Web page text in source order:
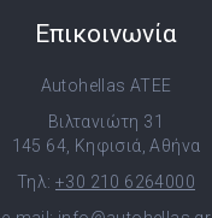
Επικοινωνία
Autohellas ATEE
Βιλτανιώτη 31
145 64, Κηφισιά, Αθήνα
Τηλ: +30 210 6264000